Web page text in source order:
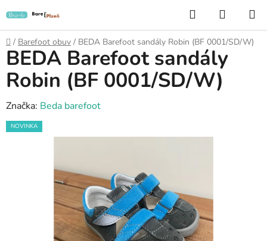
na
obsah
Hledat
KOŠÍK
Domů
/ Barefoot obuv / BEDA Barefoot sandály Robin (BF 0001/SD/W)
BEDA Barefoot sandály
Robin (BF 0001/SD/W)
Značka: Beda barefoot
NOVINKA